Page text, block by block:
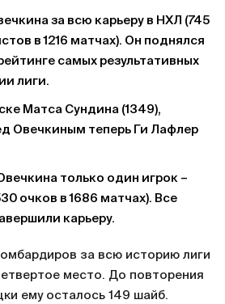
за всю карьеру в НХЛ (745
в 1216 матчах). Он поднялся
самых результативных
лиги.
Матса Сундина (1349),
Овечкиным теперь Ги Лафлер
только один игрок –
очков в 1686 матчах). Все
карьеру.
за всю историю лиги
место. До повторения
ему осталось 149 шайб.